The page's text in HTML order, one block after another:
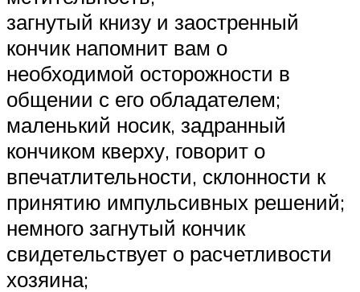
загнутый книзу и заостренный
кончик напомнит вам о
необходимой осторожности в
общении с его обладателем;
маленький носик, задранный
кончиком кверху, говорит о
впечатлительности, склонности к
принятию импульсивных решений;
немного загнутый кончик
свидетельствует о расчетливости
хозяина;